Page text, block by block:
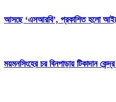
আসছে ‘এসআরবি’, প্রকাশিত হলো
ময়মনসিংহের চর বিনপাড়ায় টিকাদান